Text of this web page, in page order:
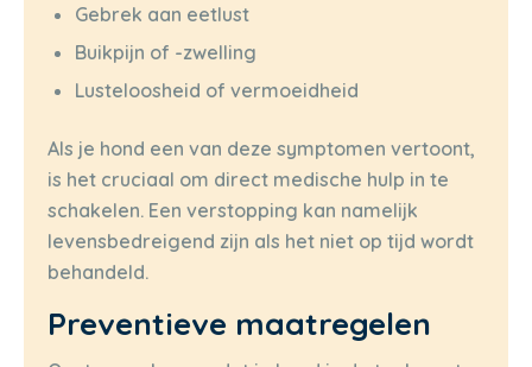
Gebrek aan eetlust
Buikpijn of -zwelling
Lusteloosheid of vermoeidheid
Als je hond een van deze symptomen vertoont,
is het cruciaal om direct medische hulp in te
schakelen. Een verstopping kan namelijk
levensbedreigend zijn als het niet op tijd wordt
behandeld.
Preventieve maatregelen